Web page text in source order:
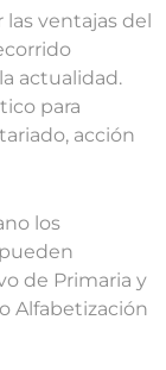
las ventajas del
actualidad.
para
acción
los
de Primaria y
Alfabetización